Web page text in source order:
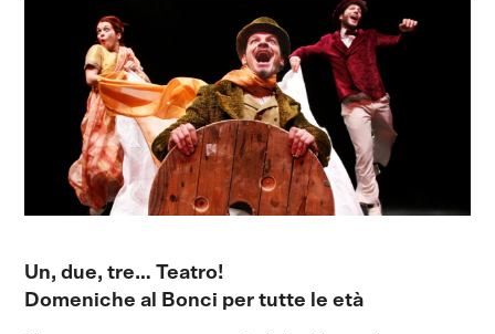
Un, due, tre… Teatro!
Domeniche al Bonci per tutte le età